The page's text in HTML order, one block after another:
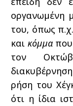
οργανωμένη
του, όπως π.χ.
και κόμμαπου
τον
ρήση του
ότι η ίδια